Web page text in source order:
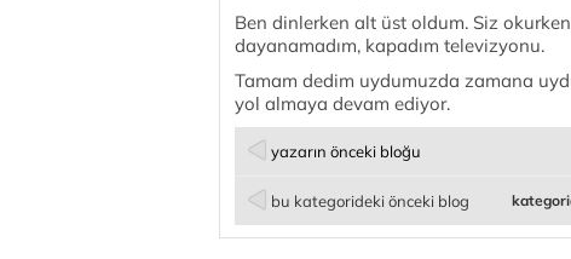
Ben dinlerken alt üst oldum. Siz okurken
dayanamadım, kapadım televizyonu.
Tamam dedim uydumuzda zamana
yol almaya devam ediyor.
yazarın önceki bloğu
bu kategorideki önceki blog